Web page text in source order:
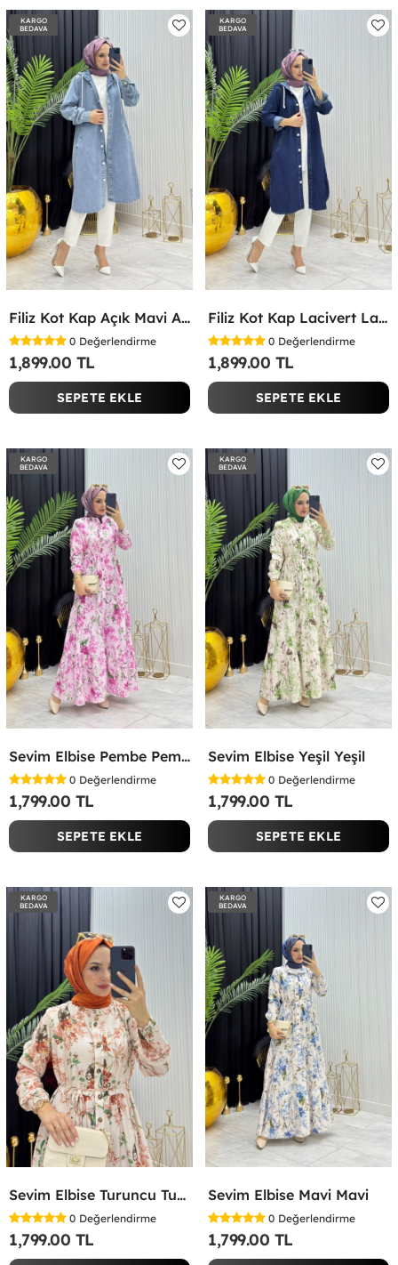
KARGO
BEDAVA
Filiz Kot Kap Açık Mavi Açık Mavi
0 Değerlendirme
1,899.00 TL
SEPETE EKLE
KARGO
BEDAVA
Filiz Kot Kap Lacivert Lacivert
0 Değerlendirme
1,899.00 TL
SEPETE EKLE
KARGO
BEDAVA
Sevim Elbise Pembe Pembe
0 Değerlendirme
1,799.00 TL
SEPETE EKLE
KARGO
BEDAVA
Sevim Elbise Yeşil Yeşil
0 Değerlendirme
1,799.00 TL
SEPETE EKLE
KARGO
BEDAVA
Sevim Elbise Turuncu Turuncu
0 Değerlendirme
1,799.00 TL
KARGO
BEDAVA
Sevim Elbise Mavi Mavi
0 Değerlendirme
1,799.00 TL